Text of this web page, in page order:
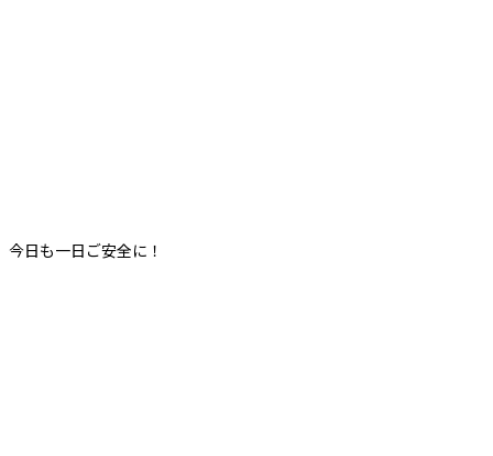
今日も一日ご安全に！